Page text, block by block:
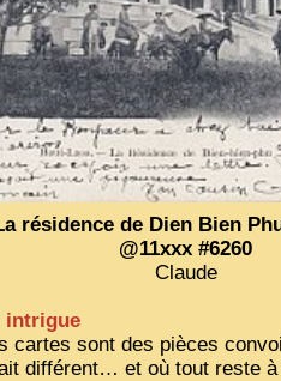
résidence de Dien Bien
@11xxx #6260
Claude
intrigue
cartes sont des pièces
différent… et où tout reste à